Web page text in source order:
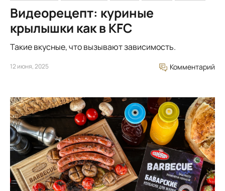
Видеорецепт: куриные
крылышки как в KFC
Такие вкусные, что вызывают зависимость.
12 июня, 2025 Комментарий